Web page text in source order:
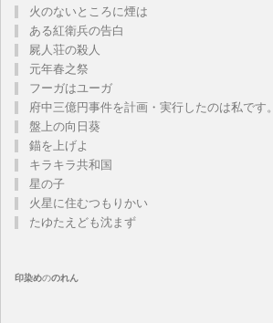
火のないところに煙は
ある紅衛兵の告白
屍人荘の殺人
元年春之祭
フーガはユーガ
府中三億円事件を計画・実行したのは私です。
盤上の向日葵
錨を上げよ
キラキラ共和国
星の子
火星に住むつもりかい
たゆたえども沈まず
印染めののれん